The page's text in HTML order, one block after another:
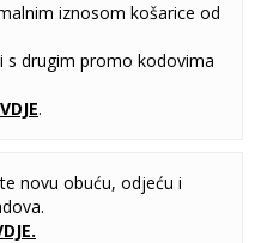
iznosom košarice od
s drugim promo kodovima
.
novu obuću, odjeću i
.